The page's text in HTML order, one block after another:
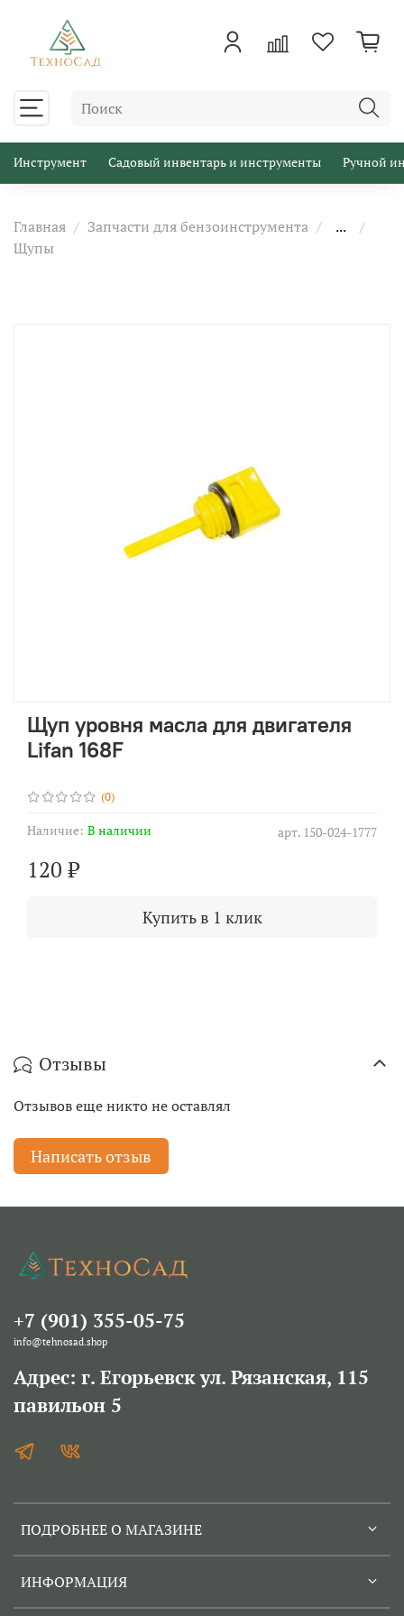
Инструмент Садовый инвентарь и инструменты Ручной
Главная Запчасти для бензоинструмента
...
Щупы
(0)
арт. 150-024-1777
Наличие: В наличии
Щуп уровня масла для двигателя
Lifan 168F
120 ₽
Купить в 1 клик
Отзывы
Отзывов еще никто не оставлял
Написать отзыв
ПОДРОБНЕЕ О МАГАЗИНЕ
ИНФОРМАЦИЯ
+7 (901) 355-05-75
info@tehnosad.shop
Адрес: г. Егорьевск ул. Рязанская, 115
павильон 5